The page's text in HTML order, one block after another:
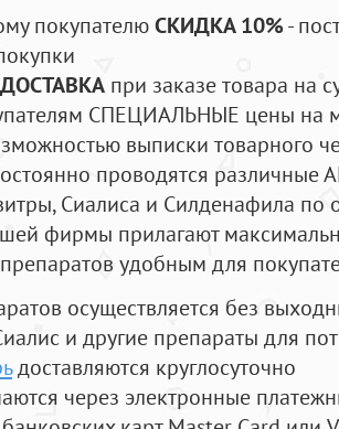
покупателюСКИДКА 10%-
при заказе товара на
СПЕЦИАЛЬНЫЕ цены на
выписки товарного
проводятся
Сиалиса и Силденафила по
фирмы прилагают
удобным для
осуществляется без
и другие препараты для
доставляются круглосуточно
через электронные